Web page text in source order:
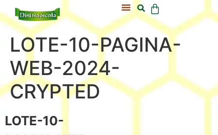
LOTE-10-PAGINA-
WEB-2024-
CRYPTED
LOTE-10-